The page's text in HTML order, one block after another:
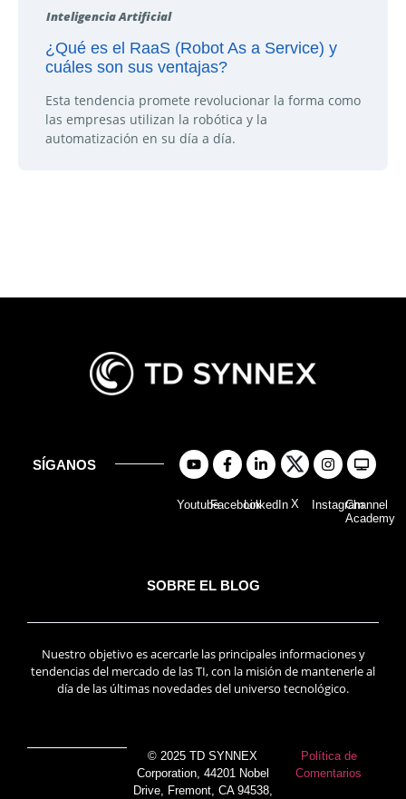
Inteligencia Artificial
¿Qué es el RaaS (Robot As a Service) y
cuáles son sus ventajas?
Esta tendencia promete revolucionar la forma como
las empresas utilizan la robótica y la
automatización en su día a día.
SÍGANOS
YoutubeFacebookLinkedIn X InstagramChannel
Academy
SOBRE EL BLOG
Nuestro objetivo es acercarle las principales informaciones y
tendencias del mercado de las TI, con la misión de mantenerle al
día de las últimas novedades del universo tecnológico.
© 2025 TD SYNNEX
Corporation, 44201 Nobel
Drive, Fremont, CA 94538,
Política de
Comentarios